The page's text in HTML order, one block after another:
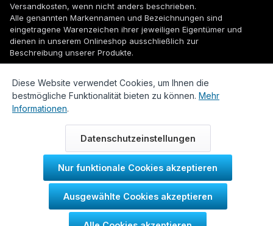
Versandkosten, wenn nicht anders beschrieben.
Alle genannten Markennamen und Bezeichnungen sind
eingetragene Warenzeichen ihrer jeweiligen Eigentümer und
dienen in unserem Onlineshop ausschließlich zur
Beschreibung unserer Produkte.
© 2026 WUH24.de - Weigel und Unger Heizungs- und
Sanitärtechnik GmbH
Diese Website verwendet Cookies, um Ihnen die
bestmögliche Funktionalität bieten zu können. Mehr
Informationen.
Datenschutzeinstellungen
Nur funktionale Cookies akzeptieren
Ausgewählte Cookies akzeptieren
Durch IT-Recht Kanzlei
Kundenmeinung: